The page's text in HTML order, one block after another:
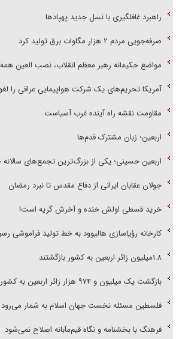
راهبرد غافلگیری با نسل جدید پهپاد‌ها
صرفه‌جویی مردم ۲ هزار مگاوات برق تولید کرد
مواضع حکیمانه رهبر معظم انقلاب، نصب العین
آمریکا تحریم‌های یک شرکت هواپیمایی عراقی را
مقاومت نقشه راه آینده غرب آسیاست
اربعین؛ زبان مشترک قدم‌ها
اربعین حسینی؛ یکی از بزرگ‌ترین تجمع‌های سالانه
جولان عقابان ایرانی از دفاع مقدس تا نبرد رمضان
خرید قسطی اولش خنده و آخرش گریه است!
کارخانه رؤیاسازی هالیوود به خط تولید فراموشی
۱.۸میلیون زائر اربعین به کشور بازگشتند
بازگشت یک میلیون و ۹۷۴ هزار زائر اربعین به کشور
فلسطین مسئله نخست جهان اسلام به شمار می‌رود
فرهنگ با بخشنامه و نگاه قیم‌مآبانه اصلاح نمی‌شود